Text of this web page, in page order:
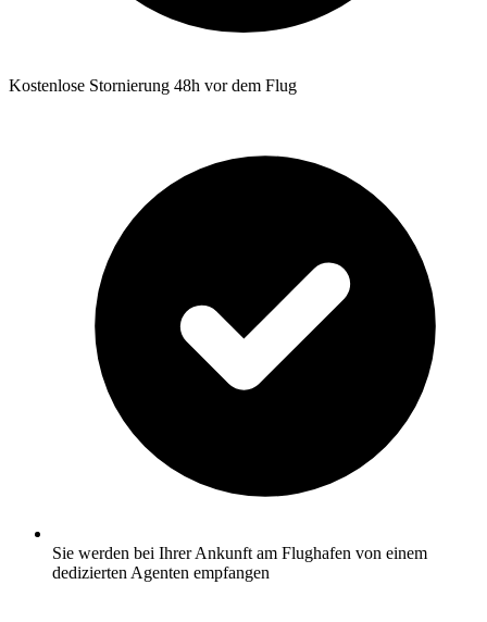
Kostenlose Stornierung 48h vor dem Flug
Sie werden bei Ihrer Ankunft am Flughafen von einem
dedizierten Agenten empfangen